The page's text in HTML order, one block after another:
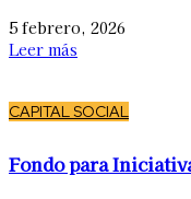
5 febrero, 2026
Leer más
CAPITAL SOCIAL
Fondo para